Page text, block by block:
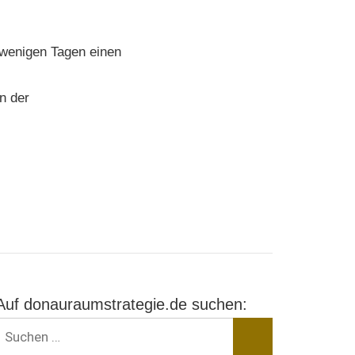
Tagen einen
der
donauraumstrategie.de suchen: